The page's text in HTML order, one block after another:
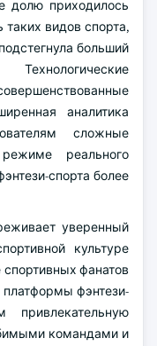
долю приходилось
таких видов спорта,
больший
аналитика
сложные
реального
спорта более
уверенный
культуре
фанатов
фэнтези-
привлекательную
командами и